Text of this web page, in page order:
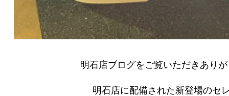
明石店ブログをご覧いただきあり
明石店に配備された新登場のセ